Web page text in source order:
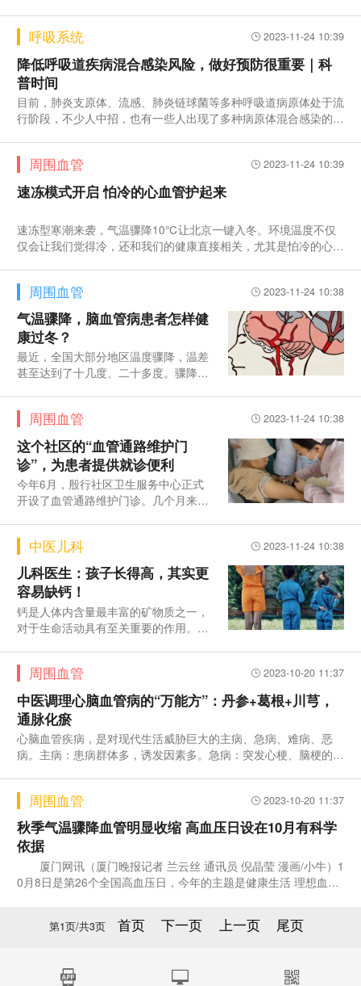
2023-11-24 10:39
呼吸系统
降低呼吸道疾病混合感染风险，做好预防很重要｜科
普时间
目前，肺炎支原体、流感、肺炎链球菌等多种呼吸道病原体处于流
行阶段，不少人中招，也有一些人出现了多种病原体混合感染的情
2023-11-24 10:39
周围血管
速冻模式开启 怕冷的心血管护起来
速冻型寒潮来袭，气温骤降10℃让北京一键入冬。环境温度不仅
仅会让我们觉得冷，还和我们的健康直接相关，尤其是怕冷的心血
2023-11-24 10:38
周围血管
气温骤降，脑血管病患者怎样健
康过冬？
最近，全国大部分地区温度骤降，温差
甚至达到了十几度、二十多度。骤降的
2023-11-24 10:38
周围血管
这个社区的“血管通路维护门
诊”，为患者提供就诊便利
今年6月，殷行社区卫生服务中心正式
开设了血管通路维护门诊。几个月来，
2023-11-24 10:38
中医儿科
儿科医生：孩子长得高，其实更
容易缺钙！
钙是人体内含量最丰富的矿物质之一，
对于生命活动具有至关重要的作用。特
2023-10-20 11:37
周围血管
中医调理心脑血管病的“万能方”：丹参+葛根+川芎，
通脉化瘀
心脑血管疾病，是对现代生活威胁巨大的主病、急病、难病、恶
病。主病：患病群体多，诱发因素多。急病：突发心梗、脑梗的病
2023-10-20 11:37
周围血管
秋季气温骤降血管明显收缩 高血压日设在10月有科学
依据
厦门网讯（厦门晚报记者 兰云丝 通讯员 倪晶莹 漫画/小牛）1
0月8日是第26个全国高血压日，今年的主题是健康生活 理想血
第1页/共3页 首页 下一页 上一页 尾页